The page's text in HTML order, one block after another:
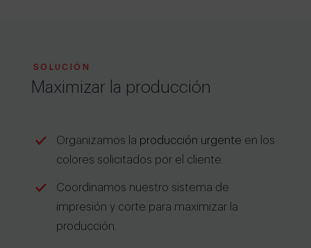
SOLUCIÓN
Maximizar la producción
Organizamos la producción urgente en los
colores solicitados por el cliente.
Coordinamos nuestro sistema de
impresión y corte para maximizar la
producción.